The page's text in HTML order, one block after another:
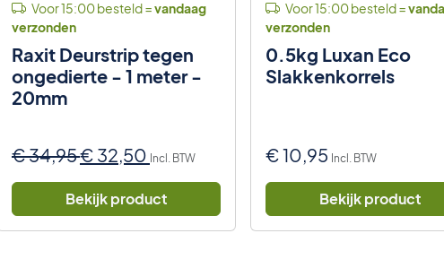
Voor 15:00 besteld =vandaag
verzonden
Raxit Deurstrip tegen
ongedierte - 1 meter -
20mm
€34,95Oorspronkelijke
was:
€ 34,95.
€ 32,50 Huidige
is:
€ 32,50.
Incl. BTW
Bekijk product
Voor 15:00 besteld =
verzonden
0.5kg Luxan Eco
Slakkenkorrels
€10,95 Incl. BTW
Bekijk product